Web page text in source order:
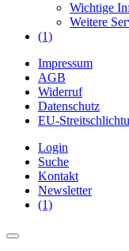
Wichtige
Weitere
(1)
Impressum
AGB
Widerruf
Datenschutz
EU-
Login
Suche
Kontakt
Newsletter
(1)